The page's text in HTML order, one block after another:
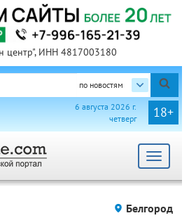
центр", ИНН 4817003180
по новостям
18+
6 августа 2026 г.
четверг
Toggle
Белгород